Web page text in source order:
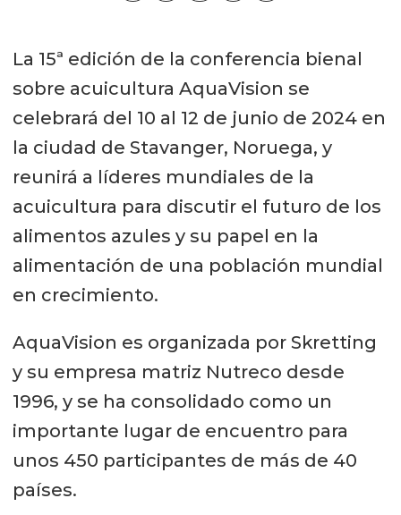
La 15ª edición de la conferencia bienal
sobre acuicultura AquaVision se
celebrará del 10 al 12 de junio de 2024 en
la ciudad de Stavanger, Noruega, y
reunirá a líderes mundiales de la
acuicultura para discutir el futuro de los
alimentos azules y su papel en la
alimentación de una población mundial
en crecimiento.
AquaVision es organizada por Skretting
y su empresa matriz Nutreco desde
1996, y se ha consolidado como un
importante lugar de encuentro para
unos 450 participantes de más de 40
países.